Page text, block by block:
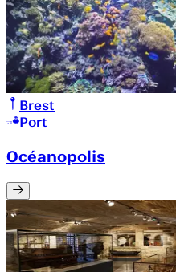
Brest
Port
Océanopolis